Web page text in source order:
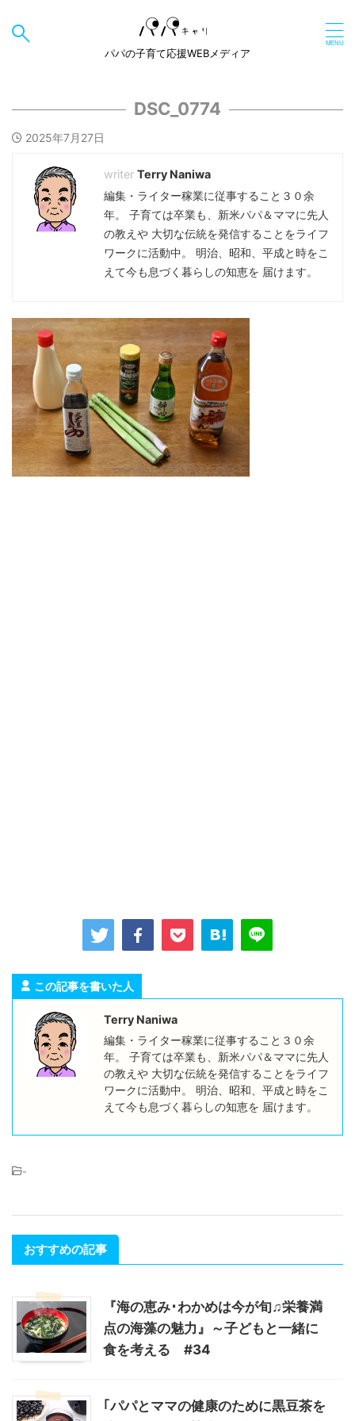
パパの子育て応援WEBメディア
DSC_0774
2025年7月27日
Terry Naniwa
編集・ライター稼業に従事すること３０余
年。 子育ては卒業も、新米パパ＆ママに先人
の教えや 大切な伝統を発信することをライフ
ワークに活動中。 明治、昭和、平成と時をこ
えて今も息づく暮らしの知恵を 届けます。
この記事を書いた人
Terry Naniwa
編集・ライター稼業に従事すること３０余
年。 子育ては卒業も、新米パパ＆ママに先人
の教えや 大切な伝統を発信することをライフ
ワークに活動中。 明治、昭和、平成と時をこ
えて今も息づく暮らしの知恵を 届けます。
-
おすすめの記事
『海の恵み･わかめは今が旬♫栄養満
点の海藻の魅力』～子どもと一緒に
食を考える #34
｢パパとママの健康のために黒豆茶を